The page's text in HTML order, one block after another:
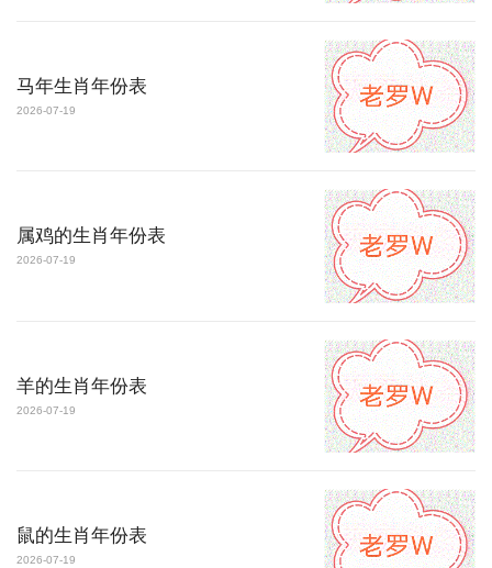
马年生肖年份表
2026-07-19
属鸡的生肖年份表
2026-07-19
羊的生肖年份表
2026-07-19
鼠的生肖年份表
2026-07-19